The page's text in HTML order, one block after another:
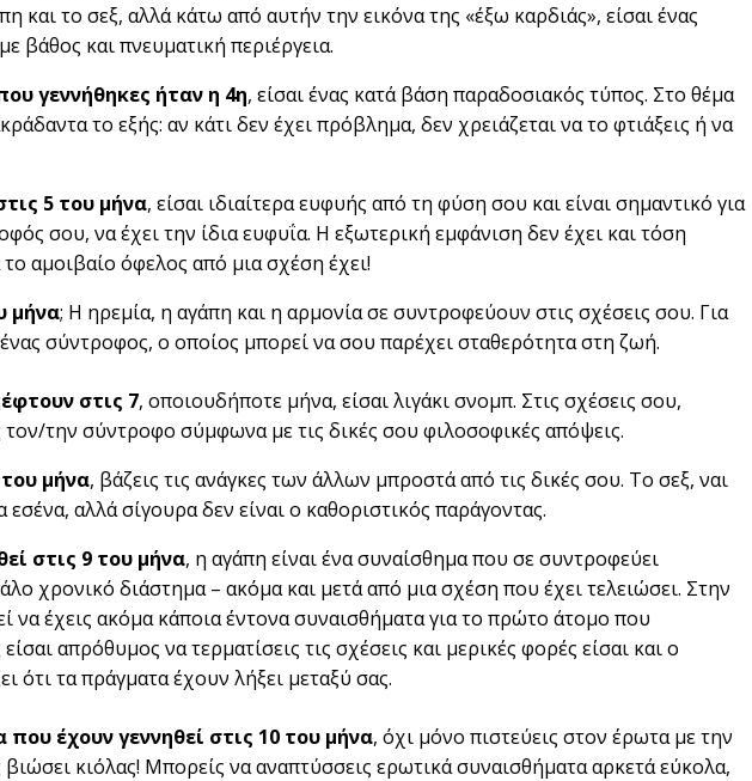
και το σεξ, αλλά κάτω από αυτήν την εικόνα της «έξω καρδιάς», είσαι ένας
βάθος και πνευματική περιέργεια.
γεννήθηκες ήταν η 4η, είσαι ένας κατά βάση παραδοσιακός τύπος. Στο θέμα
το εξής: αν κάτι δεν έχει πρόβλημα, δεν χρειάζεται να το φτιάξεις ή να
5 του μήνα, είσαι ιδιαίτερα ευφυής από τη φύση σου και είναι σημαντικό για
σου, να έχει την ίδια ευφυΐα. Η εξωτερική εμφάνιση δεν έχει και τόση
αμοιβαίο όφελος από μια σχέση έχει!
μήνα; Η ηρεμία, η αγάπη και η αρμονία σε συντροφεύουν στις σχέσεις σου. Για
σύντροφος, ο οποίος μπορεί να σου παρέχει σταθερότητα στη ζωή.
στις 7, οποιουδήποτε μήνα, είσαι λιγάκι σνομπ. Στις σχέσεις σου,
τον/την σύντροφο σύμφωνα με τις δικές σου φιλοσοφικές απόψεις.
μήνα, βάζεις τις ανάγκες των άλλων μπροστά από τις δικές σου. Το σεξ, ναι
εσένα, αλλά σίγουρα δεν είναι ο καθοριστικός παράγοντας.
στις 9 του μήνα, η αγάπη είναι ένα συναίσθημα που σε συντροφεύει
χρονικό διάστημα – ακόμα και μετά από μια σχέση που έχει τελειώσει. Στην
να έχεις ακόμα κάποια έντονα συναισθήματα για το πρώτο άτομο που
απρόθυμος να τερματίσεις τις σχέσεις και μερικές φορές είσαι και ο
ότι τα πράγματα έχουν λήξει μεταξύ σας.
έχουν γεννηθεί στις 10 του μήνα, όχι μόνο πιστεύεις στον έρωτα με την
κιόλας! Μπορείς να αναπτύσσεις ερωτικά συναισθήματα αρκετά εύκολα,